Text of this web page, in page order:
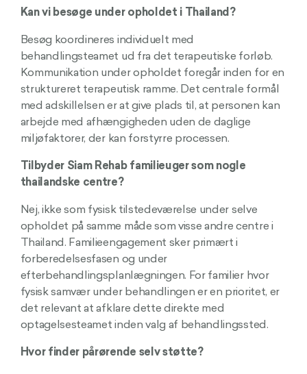
Kan vi besøge under opholdet i Thailand?
Besøg koordineres individuelt med
behandlingsteamet ud fra det terapeutiske forløb.
Kommunikation under opholdet foregår inden for en
struktureret terapeutisk ramme. Det centrale formål
med adskillelsen er at give plads til, at personen kan
arbejde med afhængigheden uden de daglige
miljøfaktorer, der kan forstyrre processen.
Tilbyder Siam Rehab familieuger som nogle
thailandske centre?
Nej, ikke som fysisk tilstedeværelse under selve
opholdet på samme måde som visse andre centre i
Thailand. Familieengagement sker primært i
forberedelsesfasen og under
efterbehandlingsplanlægningen. For familier hvor
fysisk samvær under behandlingen er en prioritet, er
det relevant at afklare dette direkte med
optagelsesteamet inden valg af behandlingssted.
Hvor finder pårørende selv støtte?